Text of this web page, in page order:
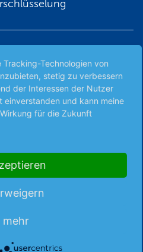
Technologien von
stetig zu verbessern
der Interessen der Nutzer
und kann meine
für die Zukunft
mehr